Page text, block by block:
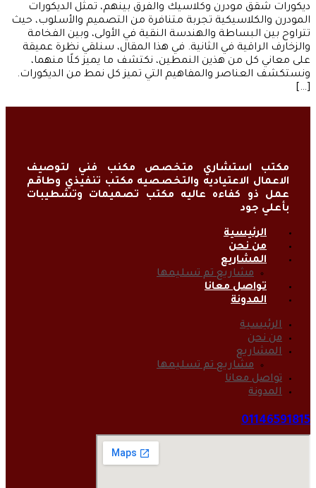
ديكورات شقق مودرن وكلاسيك والفرق بينهم، تمثل الديكورات
المودرن والكلاسيكية تجربة متنافرة من التصميم والأسلوب، حيث
تتراوح بين البساطة والهندسة النقية في الأولى، وبين الفخامة
والزخارف الراقية في الثانية. في هذا المقال، سنلقي نظرة عميقة
على معاني كل من هذين النمطين، نكتشف ما يميز كلًا منهما،
ونستكشف العناصر والمفاهيم التي تميز كل نمط من الديكورات.
[…]
مكتب استشاري متخصص مكنب فني لتوصيف
الاعمال الاعتياديه والتخصصيه مكتب تنفيذي وطاقم
عمل ذو كفاءه عاليه مكتب تصميمات وتشطيبات
بأعلي جود
الرئيسية
من نحن
المشاريع
مشاريع تم تسليمها
تواصل معانا
المدونة
الرئيسية
من نحن
المشاريع
مشاريع تم تسليمها
تواصل معانا
المدونة
01146591815